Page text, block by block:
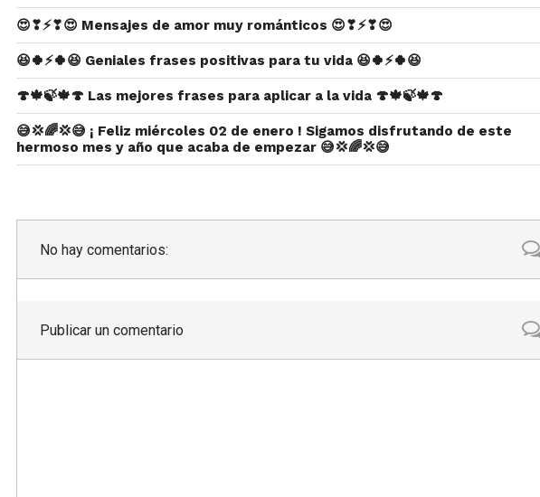
😍❣⚡❣😍 Mensajes de amor muy románticos 😍❣⚡❣😍
😆🍀⚡🍀😆 Geniales frases positivas para tu vida 😆🍀⚡🍀😆
🍄🍁🍃🍁🍄 Las mejores frases para aplicar a la vida 🍄🍁🍃🍁🍄
😅💢🌈💢😅 ¡ Feliz miércoles 02 de enero ! Sigamos disfrutando de este
hermoso mes y año que acaba de empezar 😅💢🌈💢😅
No hay comentarios:
Publicar un comentario